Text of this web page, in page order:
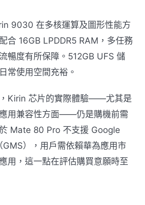
9030 在多核運算及圖形性能方
合 16GB LPDDR5 RAM，多任務
暢度有所保障。512GB UFS 儲
常使用空間充裕。
Kirin 芯片的實際體驗——尤其是
用兼容性方面——仍是購機前需
Mate 80 Pro 不支援 Google
），用戶需依賴華為應用市
用，這一點在評估購買意願時至